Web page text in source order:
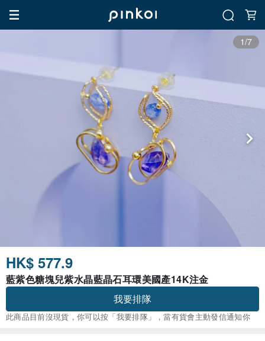
1/7
HK$ 577.9
藍紫色糖塊兒紫水晶藍晶石耳環美國產14K注金
我要排隊
此商品目前沒現貨，你可以按「我要排隊」，當有貨會主動發信通知你